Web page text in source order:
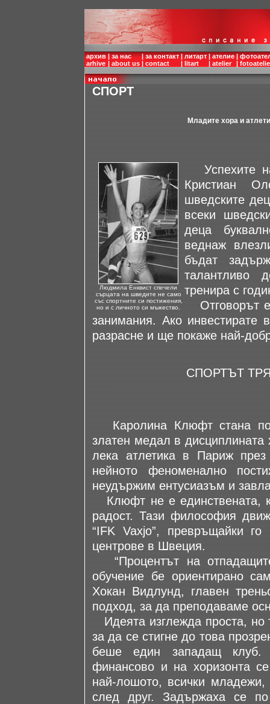
архив
arhive
|
|
за нас
about us
|
|
за контакт
contact
|
|
литарт
litart
|
|
ателие
atelier
|
|
СПОРТ
Младите хора и
Людмила Енквист спечели
сърцата на шведите не само
със спортните си постижения,
но и с личното си мъжество.
Успехите на
Кристиан
шведските
всеки
деца
веднаж
бъдат
талантливо
тренира с
Отговорът е:
занимания. Ако
разрасне и ще покаже най-
СПОРТЪТ
Каролина Клюфт стана
златен медал в дисциплината
лека атлетика в Париж
нейното феноменално
неудържим ентусиазъм и
Клюфт не е единствената,
радост. Тази философия
“IFK Vaxjo”, превръщайки
центрове в Швеция.
“Процентът на
обучение бе ориентирано
Хокан Видлунд, главен
подход, за да преподаваме
Идеята изглежда проста, но
за да се стигне до това
беше един западащ клуб.
финансово и на хоризонта
най-лошото, всички младежи,
след друг. Задържаха се